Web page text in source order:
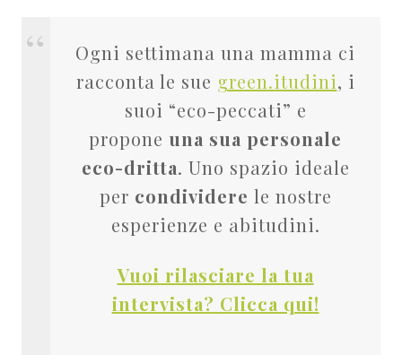
Ogni settimana una mamma ci
racconta le sue green.itudini, i
suoi “eco-peccati” e
propone una sua personale
eco-dritta. Uno spazio ideale
per condividere le nostre
esperienze e abitudini.
Vuoi rilasciare la tua
intervista? Clicca qui!